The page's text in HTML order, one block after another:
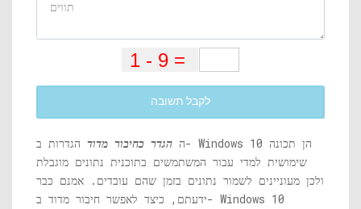
לקבל תשובה
ה הגדר כחיבור מדוד הגדרות ב- Windows 10 הן תכונה
שימושית למדי עבור המשתמשים בתוכנית נתונים מוגבלת
ולכן מעוניינים לשמור נתונים בזמן שהם עובדים. אמנם כבר
ידעתם, כיצד לאפשר חיבור מדוד ב- Windows 10